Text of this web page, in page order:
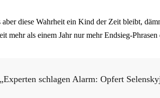
aber diese Wahrheit ein Kind der Zeit bleibt,
mehr als einem Jahr nur mehr Endsieg-
„Experten schlagen Alarm: Opfert